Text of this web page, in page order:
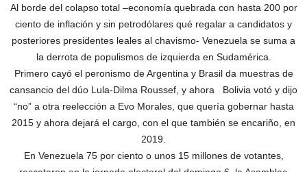
Al borde del colapso total –economía quebrada con hasta 200 por
ciento de inflación y sin petrodólares qué regalar a candidatos y
posteriores presidentes leales al chavismo- Venezuela se suma a
la derrota de populismos de izquierda en Sudamérica.
Primero cayó el peronismo de Argentina y Brasil da muestras de
cansancio del dúo Lula-Dilma Roussef, y ahora Bolivia votó y dijo
“no” a otra reelección a Evo Morales, que quería gobernar hasta
2015 y ahora dejará el cargo, con el que también se encariño, en
2019.
En Venezuela 75 por ciento o unos 15 millones de votantes,